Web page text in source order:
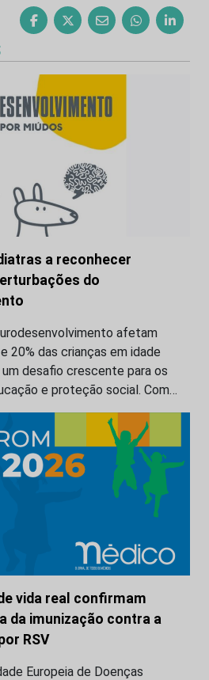
a reconhecer
do
afetam
20% das crianças em idade
desafio crescente para os
e proteção social. Com…
vida real confirmam
da imunização contra a
RSV
Europeia de Doenças